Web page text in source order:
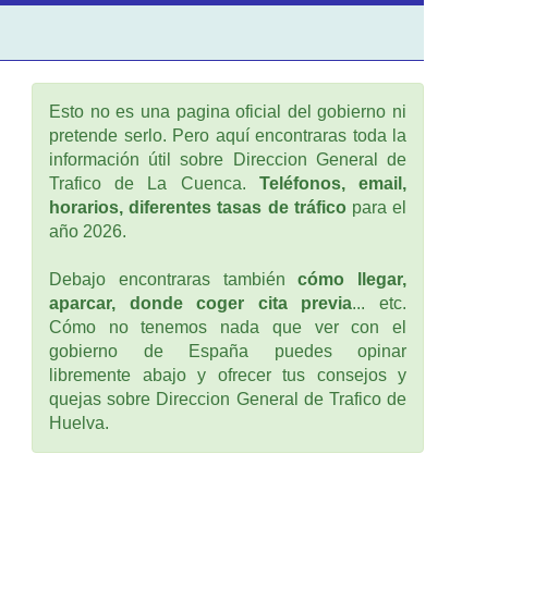
Esto no es una pagina oficial del gobierno ni
pretende serlo. Pero aquí encontraras toda la
información útil sobre Direccion General de
Trafico de La Cuenca. Teléfonos, email,
horarios, diferentes tasas de tráfico para el
año 2026.
Debajo encontraras tambiéncómo llegar,
aparcar, donde coger cita previa... etc.
Cómo no tenemos nada que ver con el
gobierno de España puedes opinar
libremente abajo y ofrecer tus consejos y
quejas sobre Direccion General de Trafico de
Huelva.